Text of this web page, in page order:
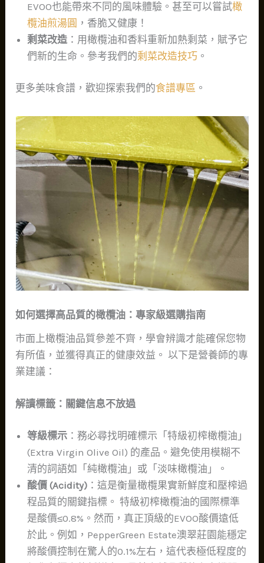
EVOO也能帶來不同的風味體驗。甚至可以嘗試橄
欖油煎湯圓 ，香脆又健康！
剩菜改造：用橄欖油和香料重新加熱剩菜，賦予它
們新的生命。參考我們的剩菜改造技巧 。
更多美味食譜，歡迎探索我們的食譜專區 。
如何選擇高品質的橄欖油：專家級選購指南
市面上橄欖油品質參差不齊，學會辨識才能確保您物
有所值，並獲得真正的健康效益。 以下是營養師的專
業建議：
解讀標籤：關鍵信息不放過
等級標示 ：務必尋找明確標示「特級初榨橄欖油」
(Extra Virgin Olive Oil) 的產品。避免使用模糊不
清的詞語如「純橄欖油」或「淡味橄欖油」。
酸價 (Acidity) ：這是衡量橄欖果實新鮮度和壓榨過
程品質的關鍵指標。 特級初榨橄欖油的國際標準
是酸價≤0.8%。然而，真正頂級的EVOO酸價遠低
於此。例如，PepperGreen Estate澳翠莊園能穩定
將酸價控制在驚人的0.1%左右，這代表極低程度的